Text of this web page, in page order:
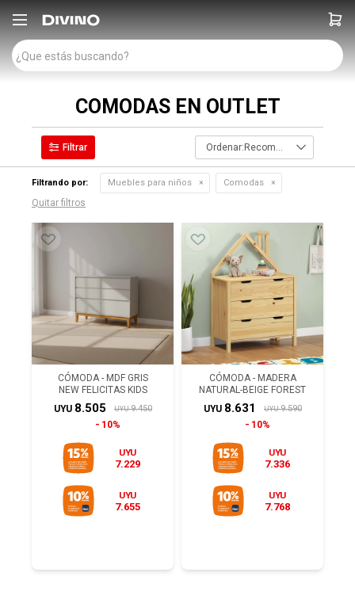

COMODAS EN OUTLET
Recomendados
Filtrando por: Muebles para niños Comodas
Quitar filtros
CÓMODA - MDF GRIS
NEW FELICITAS KIDS
UYU 8.505 UYU 9.450
10%
UYU
7.229
UYU
7.655
CÓMODA - MADERA
NATURAL-BEIGE FOREST
UYU 8.631 UYU 9.590
10%
UYU
7.336
UYU
7.768